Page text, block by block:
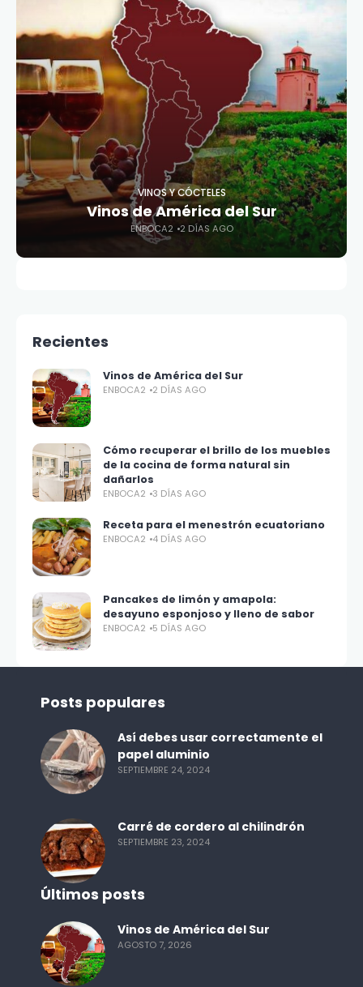
VINOS Y CÓCTELES
Vinos de América del Sur
ENBOCA2 2 DÍAS AGO
Recientes
Vinos de América del Sur
ENBOCA2 2 DÍAS AGO
Cómo recuperar el brillo de los muebles
de la cocina de forma natural sin
dañarlos
ENBOCA2 3 DÍAS AGO
Receta para el menestrón ecuatoriano
ENBOCA2 4 DÍAS AGO
Pancakes de limón y amapola:
desayuno esponjoso y lleno de sabor
ENBOCA2 5 DÍAS AGO
Posts populares
Así debes usar correctamente el
papel aluminio
SEPTIEMBRE 24, 2024
Carré de cordero al chilindrón
SEPTIEMBRE 23, 2024
Últimos posts
Vinos de América del Sur
AGOSTO 7, 2026